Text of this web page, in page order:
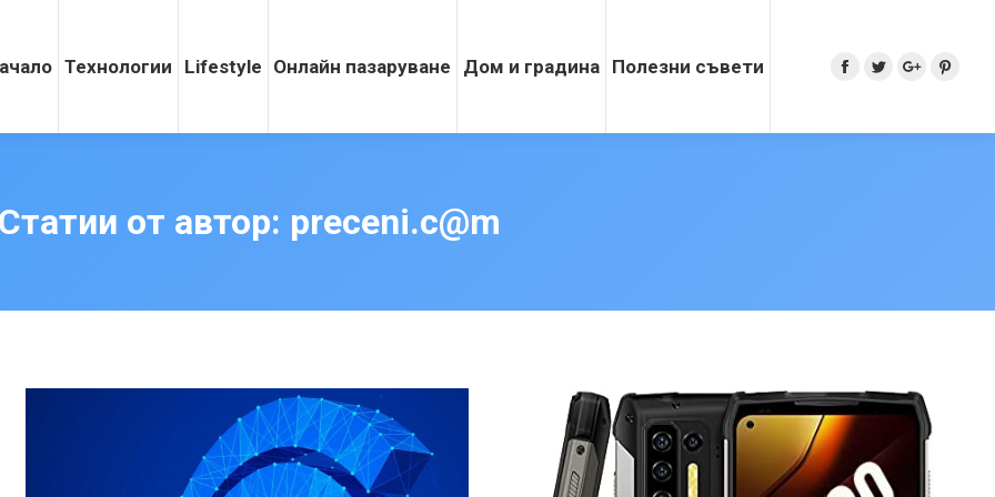
Технологии Lifestyle Онлайн пазаруване Дом и градина Полезни съвети Search:Facebook
TwitterGoogle+
от автор: preceni.c@m